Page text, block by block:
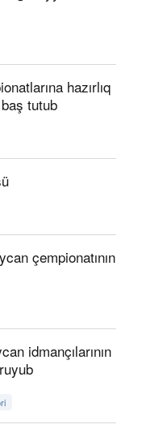
hazırlıq
tutub
çempionatının
idmançılarının